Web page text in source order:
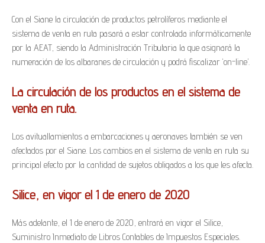
Con el Siane la circulación de productos petrolíferos mediante el
sistema de venta en ruta pasará a estar controlada informáticamente
por la AEAT, siendo la Administración Tributaria la que asignará la
numeración de los albaranes de circulación y podrá fiscalizar ‘on-line’.
La circulación de los productos en el sistema de
venta en ruta.
Los avituallamientos a embarcaciones y aeronaves también se ven
afectados por el Siane. Los cambios en el sistema de venta en ruta su
principal efecto por la cantidad de sujetos obligados a los que les afecta.
Silice, en vigor el 1 de enero de 2020
Más adelante, el 1 de enero de 2020, entrará en vigor el Silice,
Suministro Inmediato de Libros Contables de Impuestos Especiales.